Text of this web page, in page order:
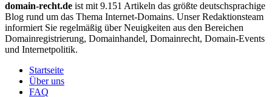
domain-recht.de ist mit 9.151 Artikeln das größte deutschsprachige
Blog rund um das Thema Internet-Domains. Unser Redaktionsteam
informiert Sie regelmäßig über Neuigkeiten aus den Bereichen
Domainregistrierung, Domainhandel, Domainrecht, Domain-Events
und Internetpolitik.
Startseite
Über uns
FAQ